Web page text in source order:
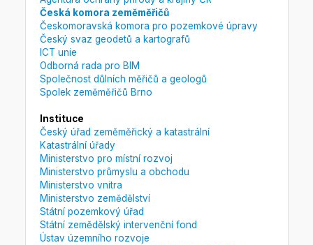
Česká komora zeměměřičů
Českomoravská komora pro pozemkové úpravy
Český svaz geodetů a kartografů
ICT unie
Odborná rada pro BIM
Společnost důlních měřičů a geologů
Spolek zeměměřičů Brno
Instituce
Český úřad zeměměřický a katastrální
Katastrální úřady
Ministerstvo pro místní rozvoj
Ministerstvo průmyslu a obchodu
Ministerstvo vnitra
Ministerstvo zemědělství
Státní pozemkový úřad
Státní zemědělský intervenční fond
Ústav územního rozvoje